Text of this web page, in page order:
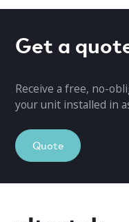
Get a
Receive a free, no-
your unit installed in
Quote